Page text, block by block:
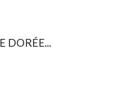
DORÉE...